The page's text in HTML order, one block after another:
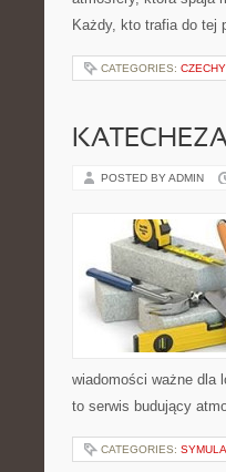
Każdy, kto trafia do
CATEGORIES: CZECHY
POSTED BY ADMIN
wiadomości ważne dla
to serwis budujący
CATEGORIES: